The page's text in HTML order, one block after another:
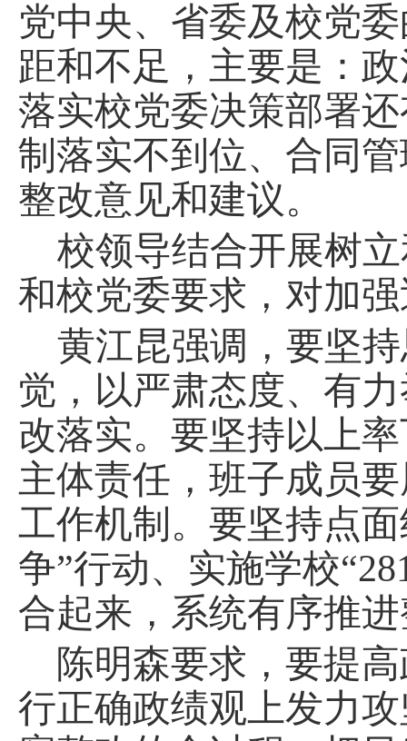
党中央、省委及校党
距和不足，主要是：
落实校党委决策部署
制落实不到位、合同
整改意见和建议。
校领导结合开展树
和校党委要求 ， 对加
黄江昆强调，要坚
觉 ，以严肃态度、有
改落实。要坚持以上
主体责任，班子成员
工作机制。要坚持点
争”行动、实施学校
合起来，系统有序推
陈明森要求，要提
行正确政绩观上发力